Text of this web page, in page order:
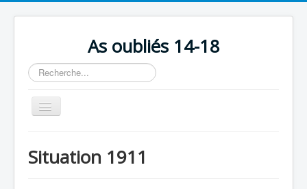
As oubliés 14-18
Rechercher
Basculer
la
Chronologie
Situation 1911